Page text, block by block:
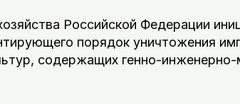
Российской Федерации
порядок уничтожения
содержащих генно-